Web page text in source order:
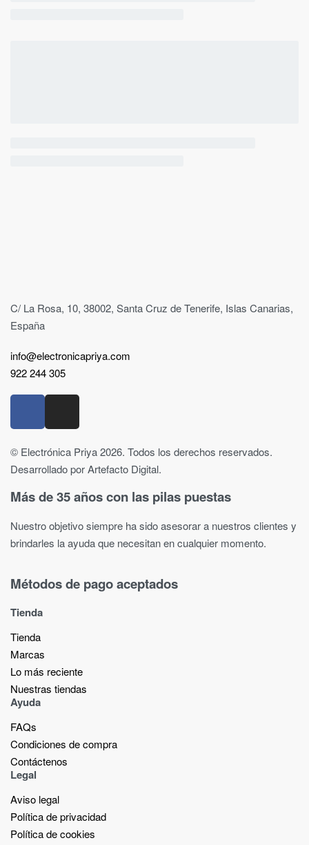
C/ La Rosa, 10, 38002, Santa Cruz de Tenerife, Islas Canarias,
España
info@electronicapriya.com
922 244 305
© Electrónica Priya 2026. Todos los derechos reservados.
Desarrollado por Artefacto Digital.
Más de 35 años con las pilas puestas
Nuestro objetivo siempre ha sido asesorar a nuestros clientes y
brindarles la ayuda que necesitan en cualquier momento.
Métodos de pago aceptados
Tienda
Tienda
Marcas
Lo más reciente​
Nuestras tiendas​
Ayuda
FAQs
Condiciones de compra
Contáctenos
Legal
Aviso legal
Política de privacidad
Política de cookies